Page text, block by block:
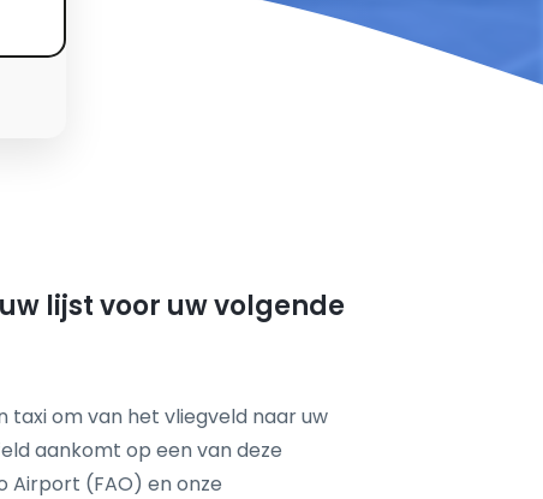
lijst voor uw volgende
taxi om van het vliegveld naar uw
aankomt op een van deze
Airport (FAO) en onze